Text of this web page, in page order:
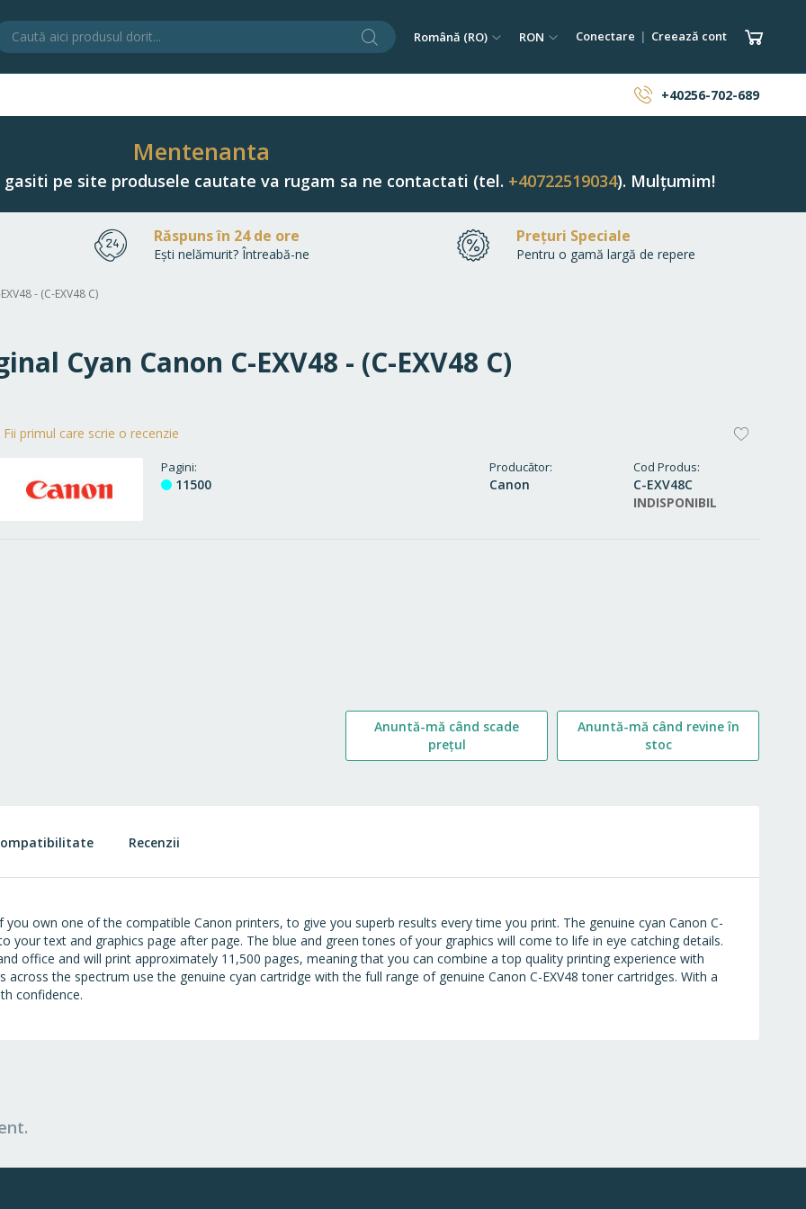
CăutareLimba
Română (RO) Monedă
RON Conectare Creează cont Coșul
+40256-702-689
Mentenanta
pe site produsele cautate va rugam sa ne contactati (tel. +40722519034). Mulțumim!
Răspuns în 24 de ore
Ești nelămurit? Întreabă-ne
Prețuri Speciale
Pentru o gamă largă de repere
- (C-EXV48 C)
Cyan Canon C-EXV48 - (C-EXV48 C)
Producător
Canon
Cod Produs
C-EXV48C
INDISPONIBIL
Fii primul care scrie o recenzie
Pagini
11500
Anuntă-mă când scade
prețul
Anuntă-mă când revine în
stoc
you own one of the compatible Canon printers, to give you superb results every time you print. The genuine cyan Canon C-
your text and graphics page after page. The blue and green tones of your graphics will come to life in eye catching details.
office and will print approximately 11,500 pages, meaning that you can combine a top quality printing experience with
the spectrum use the genuine cyan cartridge with the full range of genuine Canon C-EXV48 toner cartridges. With a
confidence.
Recenzii